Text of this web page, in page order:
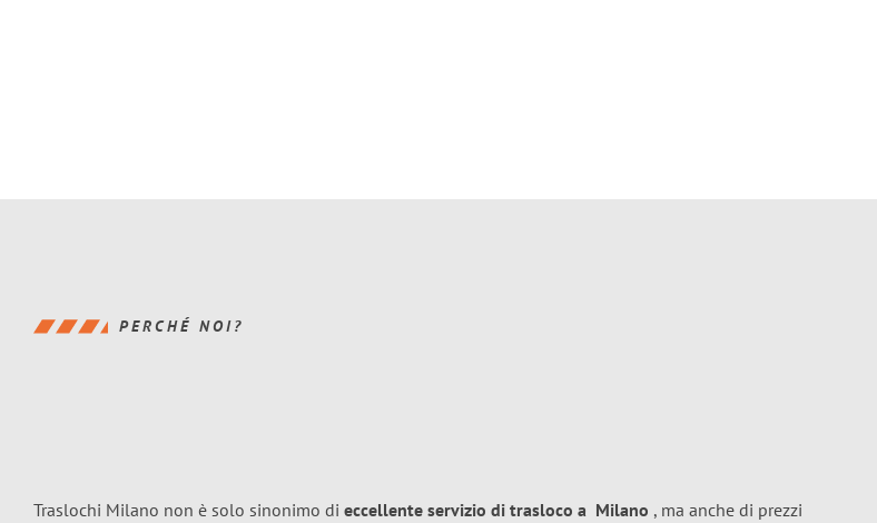
PERCHÉ NOI?
Traslochi Milano non è solo sinonimo di eccellente servizio di trasloco a Milano , ma anche di prezzi